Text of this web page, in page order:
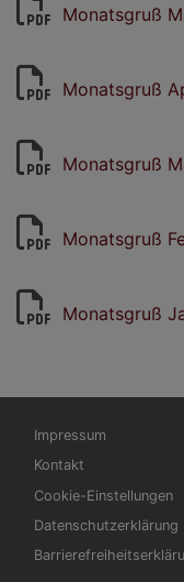
Monatsgruß
Monatsgruß
Monatsgruß
Monatsgruß
Monatsgruß
Fußbereichsmenü
Impressum
Kontakt
Cookie-Einstellungen
Datenschutzerklärung